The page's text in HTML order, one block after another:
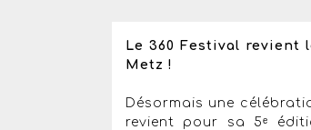
Le 360 Festival revient
Metz !
Désormais une
revient pour sa 5ᵉ